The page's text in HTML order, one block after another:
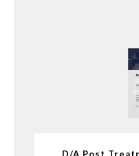
D/A Post